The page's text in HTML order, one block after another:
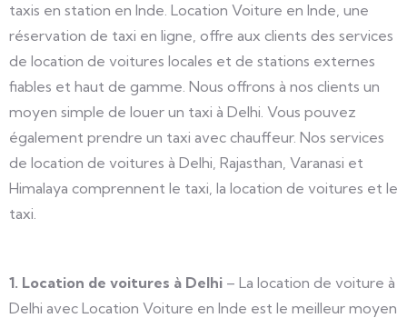
taxis en station en Inde. Location Voiture en Inde, une
réservation de taxi en ligne, offre aux clients des services
de location de voitures locales et de stations externes
fiables et haut de gamme. Nous offrons à nos clients un
moyen simple de louer un taxi à Delhi. Vous pouvez
également prendre un taxi avec chauffeur. Nos services
de location de voitures à Delhi, Rajasthan, Varanasi et
Himalaya comprennent le taxi, la location de voitures et le
taxi.
1. Location de voitures à Delhi – La location de voiture à
Delhi avec Location Voiture en Inde est le meilleur moyen